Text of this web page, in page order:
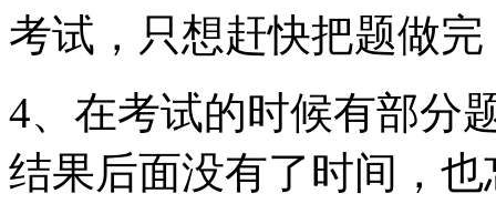
考试，只想赶快把题做
4、在考试的时候有部分
结果后面没有了时间，